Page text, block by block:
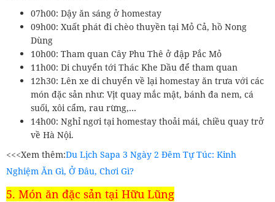
07h00: Dậy ăn sáng ở homestay
09h00: Xuất phát đi chèo thuyền tại Mỏ Cả, hồ Nong
Dùng
10h00: Tham quan Cây Phu Thê ở đập Pắc Mỏ
11h00: Di chuyển tới Thác Khe Dầu để tham quan
12h30: Lên xe di chuyển về lại homestay ăn trưa với các
món đặc sản như: Vịt quay mắc mật, bánh đa nem, cá
suối, xôi cẩm, rau rừng,…
14h00: Nghỉ ngơi tại homestay thoải mái, chiều quay trở
về Hà Nội.
<<<Xem thêm:Du Lịch Sapa 3 Ngày 2 Đêm Tự Túc: Kinh
Nghiệm Ăn Gì, Ở Đâu, Chơi Gì?
5. Món ăn đặc sản tại Hữu Lũng